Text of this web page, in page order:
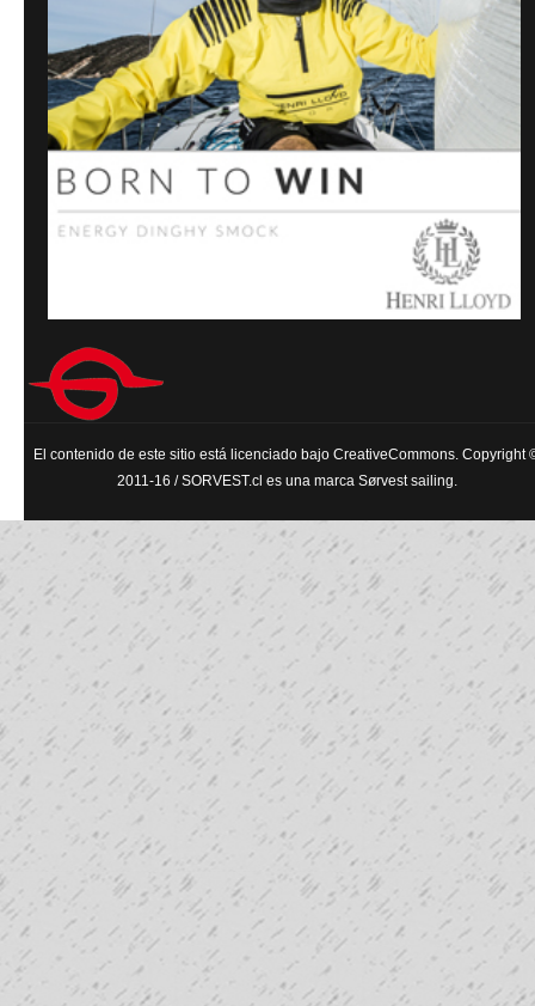
El contenido de este sitio está licenciado bajo CreativeCommons. Copyright
2011-16 / SORVEST.cl es una marca Sørvest sailing.